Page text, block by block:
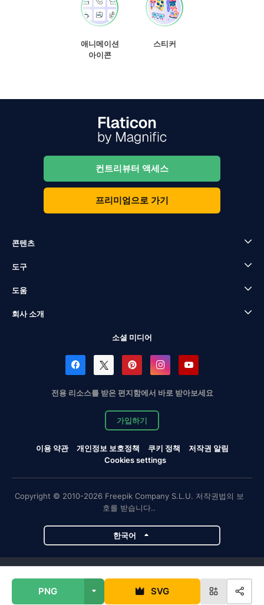
PNG SVG
애니메이션
아이콘
스티커
컨트리뷰터 액세스
프리미엄으로 가기
콘텐츠
도구
도움
회사 소개
소셜 미디어
전용 리소스를 받은 편지함에서 바로 받아보세요
가입하기
이용 약관 개인정보 보호정책 쿠키 정책
저작권 알림
Cookies settings
Copyright © 2010-2026 Freepik Company S.L.U. 저작권법의 보
호를 받습니다..
한국어